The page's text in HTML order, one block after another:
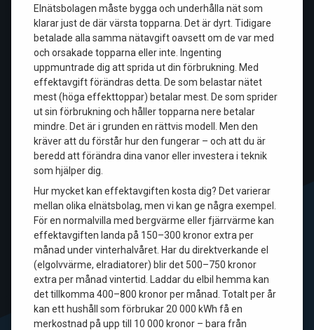
Elnätsbolagen måste bygga och underhålla nät som
klarar just de där värsta topparna. Det är dyrt. Tidigare
betalade alla samma nätavgift oavsett om de var med
och orsakade topparna eller inte. Ingenting
uppmuntrade dig att sprida ut din förbrukning. Med
effektavgift förändras detta. De som belastar nätet
mest (höga effekttoppar) betalar mest. De som sprider
ut sin förbrukning och håller topparna nere betalar
mindre. Det är i grunden en rättvis modell. Men den
kräver att du förstår hur den fungerar – och att du är
beredd att förändra dina vanor eller investera i teknik
som hjälper dig.
Hur mycket kan effektavgiften kosta dig? Det varierar
mellan olika elnätsbolag, men vi kan ge några exempel.
För en normalvilla med bergvärme eller fjärrvärme kan
effektavgiften landa på 150–300 kronor extra per
månad under vinterhalvåret. Har du direktverkande el
(elgolvvärme, elradiatorer) blir det 500–750 kronor
extra per månad vintertid. Laddar du elbil hemma kan
det tillkomma 400–800 kronor per månad. Totalt per år
kan ett hushåll som förbrukar 20 000 kWh få en
merkostnad på upp till 10 000 kronor – bara från